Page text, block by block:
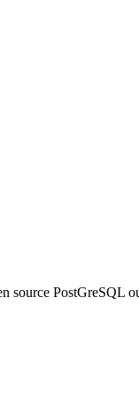
source PostGreSQL